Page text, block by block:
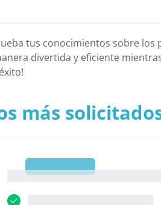
tus conocimientos sobre
divertida y eficiente
más